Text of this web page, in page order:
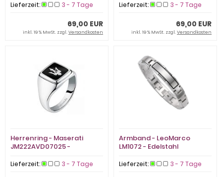
Lieferzeit: 3 - 7 Tage
69,00 EUR
inkl. 19 % MwSt. zzgl.Versandkosten
Lieferzeit: 3 - 7 Tage
69,00 EUR
inkl. 19 % MwSt. zzgl.Versandkosten
Herrenring - Maserati
JM222AVD07025 -
Lieferzeit: 3 - 7 Tage
Armband - LeoMarco
LM1072 - Edelstahl
Lieferzeit: 3 - 7 Tage